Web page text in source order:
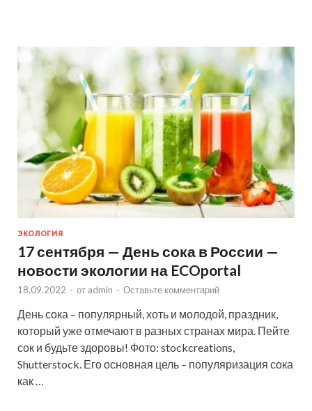
ЭКОЛОГИЯ
17 сентября — День сока в России —
новости экологии на ECOportal
18.09.2022 - от admin - Оставьте комментарий
День сока – популярный, хоть и молодой, праздник,
который уже отмечают в разных странах мира. Пейте
сок и будьте здоровы! Фото: stockcreations,
Shutterstock. Его основная цель – популяризация сока
как …